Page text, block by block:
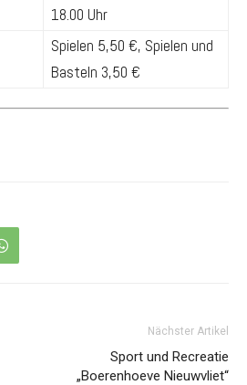
18.00 Uhr
Spielen 5,50 €, Spielen und
Basteln 3,50 €
Nächster Artikel
Sport und Recreatie
„Boerenhoeve Nieuwvliet“